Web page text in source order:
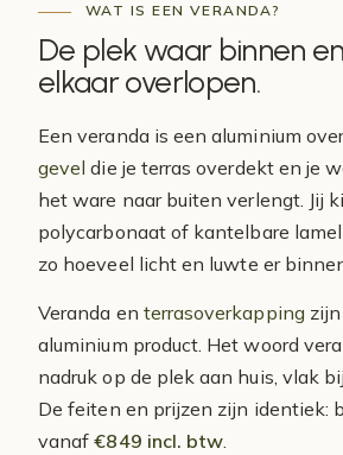
WAT IS EEN VERANDA?
De plek waar binnen
elkaaroverlopen.
Een veranda is een aluminium
gevel die je terras overdekt en je
het ware naar buiten verlengt. Jij
polycarbonaat of kantelbare
zo hoeveel licht en luwte er
Veranda en terrasoverkapping
aluminium product. Het woord
nadruk op de plek aan huis, vlak
De feiten en prijzen zijn identiek:
vanaf€849 incl. btw.